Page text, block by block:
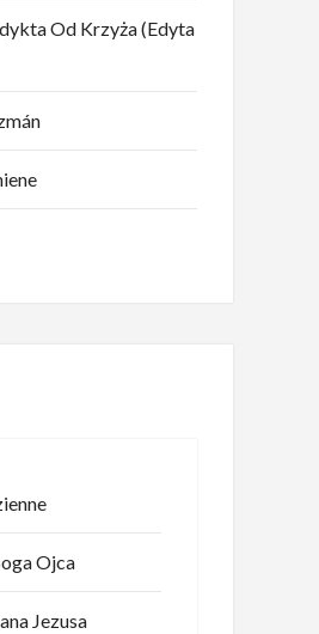
Od Krzyża (Edyta
Ojca
Jezusa